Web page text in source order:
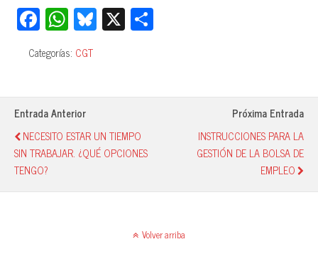
Fa
ce
bo
ok
W
ha
ts
A
pp
Bl
ue
y
X
pa
Categorías: CGT
Entrada Anterior
NECESITO ESTAR UN TIEMPO
SIN TRABAJAR. ¿QUÉ OPCIONES
TENGO?
Próxima Entrada
INSTRUCCIONES PARA LA
GESTIÓN DE LA BOLSA DE
EMPLEO
Volver arriba